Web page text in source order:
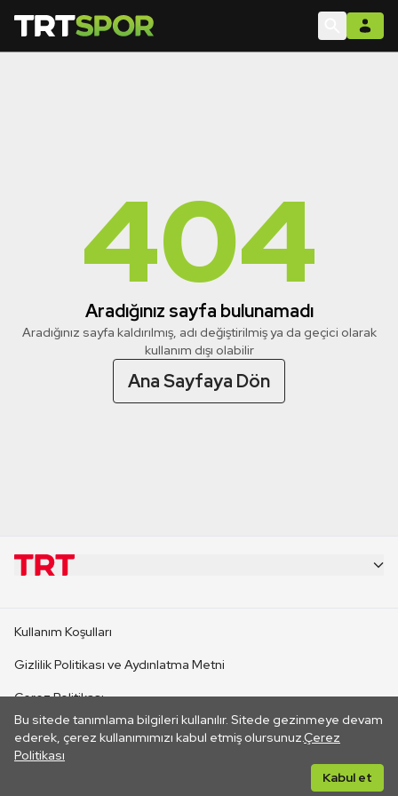
404
Aradığınız sayfa bulunamadı
Aradığınız sayfa kaldırılmış, adı değiştirilmiş ya da geçici olarak
kullanım dışı olabilir
Ana Sayfaya Dön
Bu sitede tanımlama bilgileri kullanılır. Sitede gezinmeye devam
ederek, çerez kullanımımızı kabul etmiş olursunuz.Çerez
Politikası
Kabul et
CANLI YAYINLAR
Kullanım Koşulları
Gizlilik Politikası ve Aydınlatma Metni
Çerez Politikası
İletişim
Her hakkı saklıdır. ©2026 TRT. Bağlantı yoluyla gidilen dış